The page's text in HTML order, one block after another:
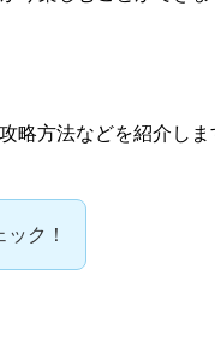
攻略方法などを紹介しま
ク！